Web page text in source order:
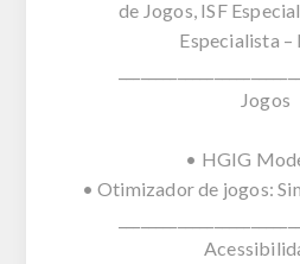
de Jogos, ISF
Especialista –
Jogos
• HGIG
• Otimizador de jogos: